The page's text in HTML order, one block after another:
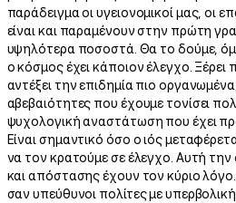
παράδειγμα οι υγειονομικοί μας, οι
είναι και παραμένουν στην πρώτη
υψηλότερα ποσοστά. Θα το δούμε,
ο κόσμος έχει κάποιον έλεγχο. Ξέρει
αντέξει την επιδημία πιο
αβεβαιότητες που έχουμε τονίσει
ψυχολογική αναστάτωση που έχει
Είναι σημαντικό όσο ο ιός
να τον κρατούμε σε έλεγχο. Αυτή την
και απόστασης έχουν τον κύριο
σαν υπεύθυνοι πολίτες με